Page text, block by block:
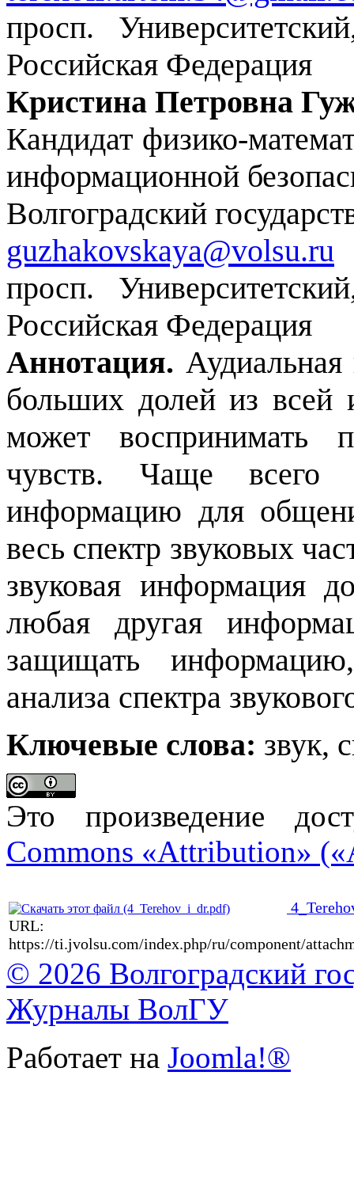
просп.
Российская Федерация
Кристина Петровна
Кандидат физико-
информационной
Волгоградский
guzhakovskaya@volsu.ru
просп.
Российская Федерация
Аннотация.
больших долей из всей
может воспринимать
чувств. Чаще всего
информацию для
весь спектр звуковых
звуковая информация
любая другая
защищать
анализа спектра
Ключевые слова: звук,
Это произведение
Commons «Attribution»
URL:
https://ti.jvolsu.com/index.php/ru/component/
© 2026 Волгоградский
Журналы ВолГУ
Работает на Joomla!®